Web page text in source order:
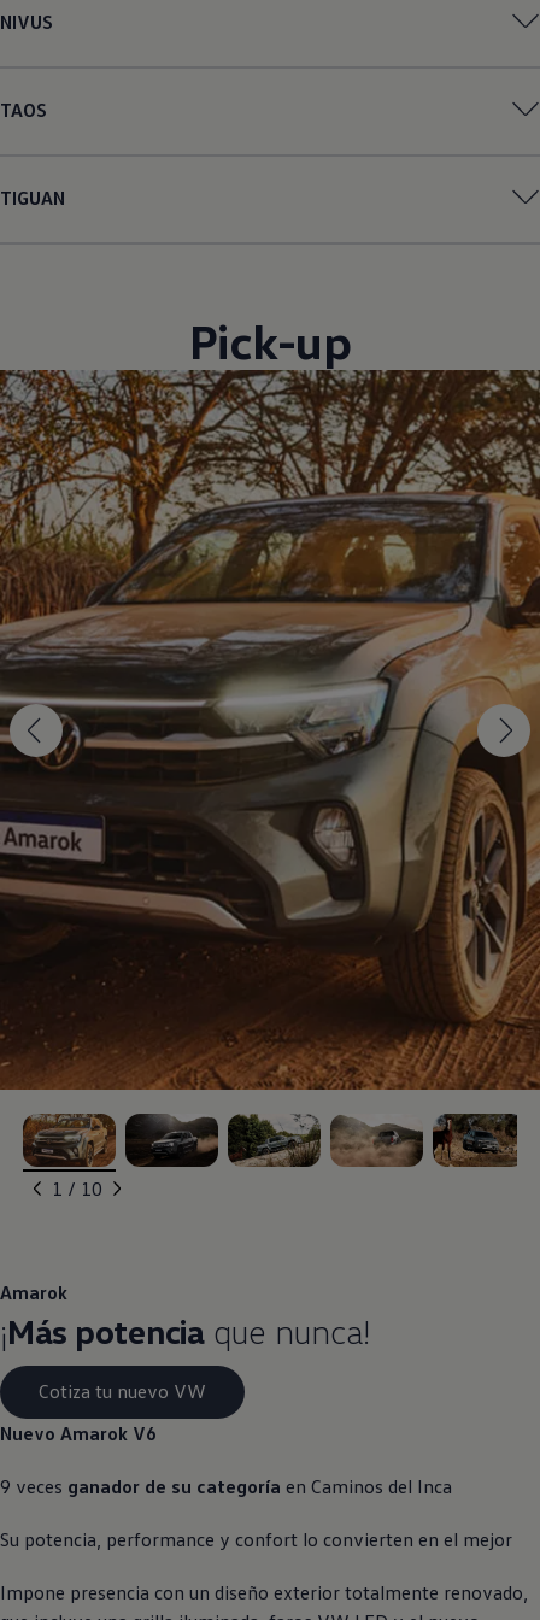
NIVUS
TAOS
TIGUAN
Pick-up
, 1 de 10
1 / 10
Amarok
¡Más potenciaque nunca!
Cotiza tu nuevo VW
Nuevo Amarok V6
9 veces ganador de su categoría en Caminos del Inca
Su potencia, performance y confort lo convierten en el mejor
Impone presencia con un diseño exterior totalmente renovado,